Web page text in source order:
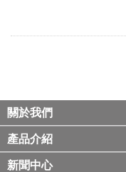
關於我們
產品介紹
新聞中心